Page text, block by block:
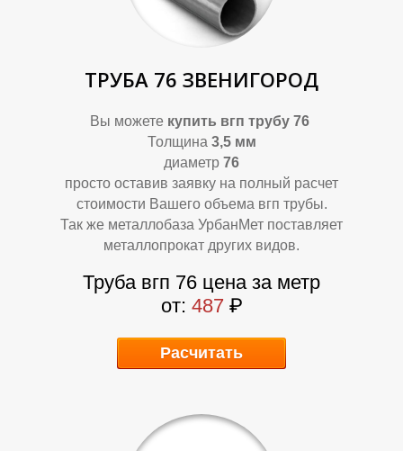
А
ТРУБА 76 ЗВЕНИГОРОД
Вы можете купить вгп трубу 76
Толщина 3,5 мм
диаметр 76
просто оставив заявку на полный расчет
стоимости Вашего объема вгп трубы.
Так же металлобаза УрбанМет поставляет
металлопрокат других видов.
Труба вгп 76 цена за метр
от: 487 ₽
Расчитать
А